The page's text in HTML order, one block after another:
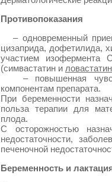
Противопоказания
– одновременный
цизаприда, дофетилида,
участием изофермента
(симвастатин и ловастатин
– повышенная
компонентам препарата.
При беременности
польза терапии для
плода.
С осторожностью
недостаточности,
печеночной
Беременность и